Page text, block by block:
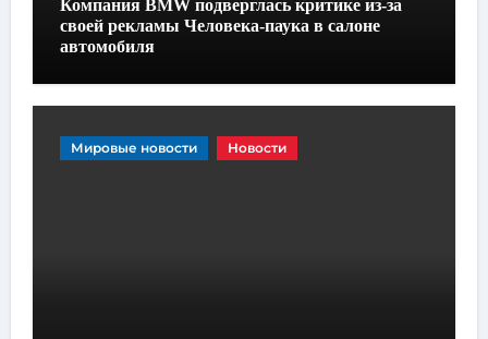
Компания BMW подверглась критике из-за
своей рекламы Человека-паука в салоне
автомобиля
Мировые новости Новости